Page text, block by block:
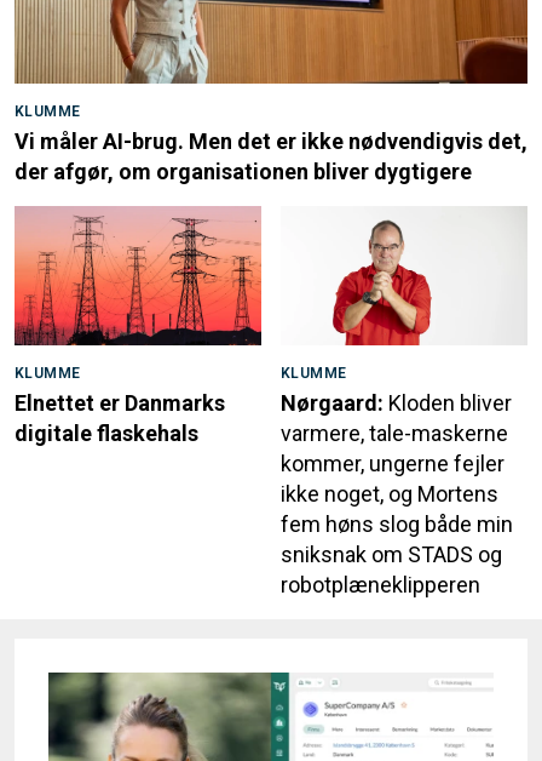
KLUMME
Vi måler AI-brug. Men det er ikke nødvendigvis det,
der afgør, om organisationen bliver dygtigere
KLUMME
Elnettet er Danmarks
digitale flaskehals
KLUMME
Nørgaard: Kloden bliver
varmere, tale-maskerne
kommer, ungerne fejler
ikke noget, og Mortens
fem høns slog både min
sniksnak om STADS og
robotplæneklipperen